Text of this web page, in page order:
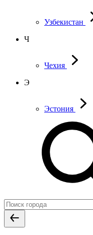
Узбекистан
Ч
Чехия
Э
Эстония